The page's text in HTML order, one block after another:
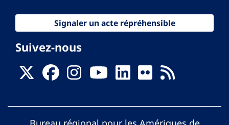
Signaler un acte répréhensible
Suivez-nous